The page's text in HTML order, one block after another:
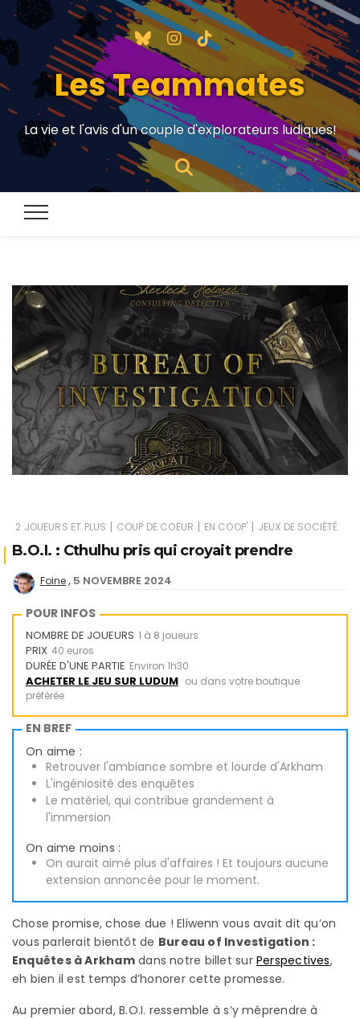
Les Teammates
La vie et l'avis d'un couple d'explorateurs ludiques!
2 JOUEURS ET PLUS | COUP DE COEUR | EN COOP' | JEUX DE SOCIÉTÉ
B.O.I. : Cthulhu pris qui croyait prendre
Foine 5 NOVEMBRE 2024
POUR INFOS
NOMBRE DE JOUEURS 1 à 8 joueurs
PRIX 40 euros
DURÉE D'UNE PARTIE Environ 1h30
ACHETER LE JEU SUR LUDUM ou dans votre boutique
préférée
EN BREF
On aime :
Retrouver l'ambiance sombre et lourde d'Arkham
L'ingéniosité des enquêtes
Le matériel, qui contribue grandement à
l'immersion
On aime moins :
On aurait aimé plus d'affaires ! Et toujours aucune
extension annoncée pour le moment.
Chose promise, chose due ! Eliwenn vous avait dit qu’on
vous parlerait bientôt de Bureau of Investigation :
Enquêtes à Arkhamdans notre billet surPerspectives,
eh bien il est temps d’honorer cette promesse.
Au premier abord, B.O.I. ressemble à s’y méprendre à